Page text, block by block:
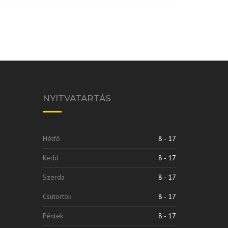
NYITVATARTÁS
Hétfő 8 - 17
Kedd 8 - 17
Szerda 8 - 17
Csütörtök 8 - 17
Péntek 8 - 17